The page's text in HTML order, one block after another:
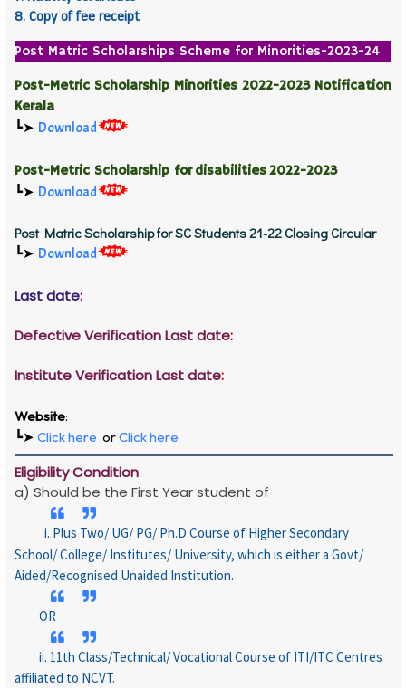
8. Copy of fee receipt
Post Matric Scholarships Scheme for Minorities-2023-24
Post-Metric Scholarship Minorities 2022-2023 Notification
Kerala
┗➤ Download
Post-Metric Scholarship fordisabilities2022-2023
┗➤ Download
Post Matric Scholarship for SC Students 21-22 Closing Circular
┗➤ Download
Last date:
Defective Verification Last date:
Institute Verification Last date:
Website:
┗➤ Click here orClick here
Eligibility Condition
a) Should be the First Year student of
i. Plus Two/ UG/ PG/ Ph.D Course of Higher Secondary
School/ College/ Institutes/ University, which is either a Govt/
Aided/Recognised Unaided Institution.
OR
ii. 11th Class/Technical/ Vocational Course of ITI/ITC Centres
affiliated to NCVT.